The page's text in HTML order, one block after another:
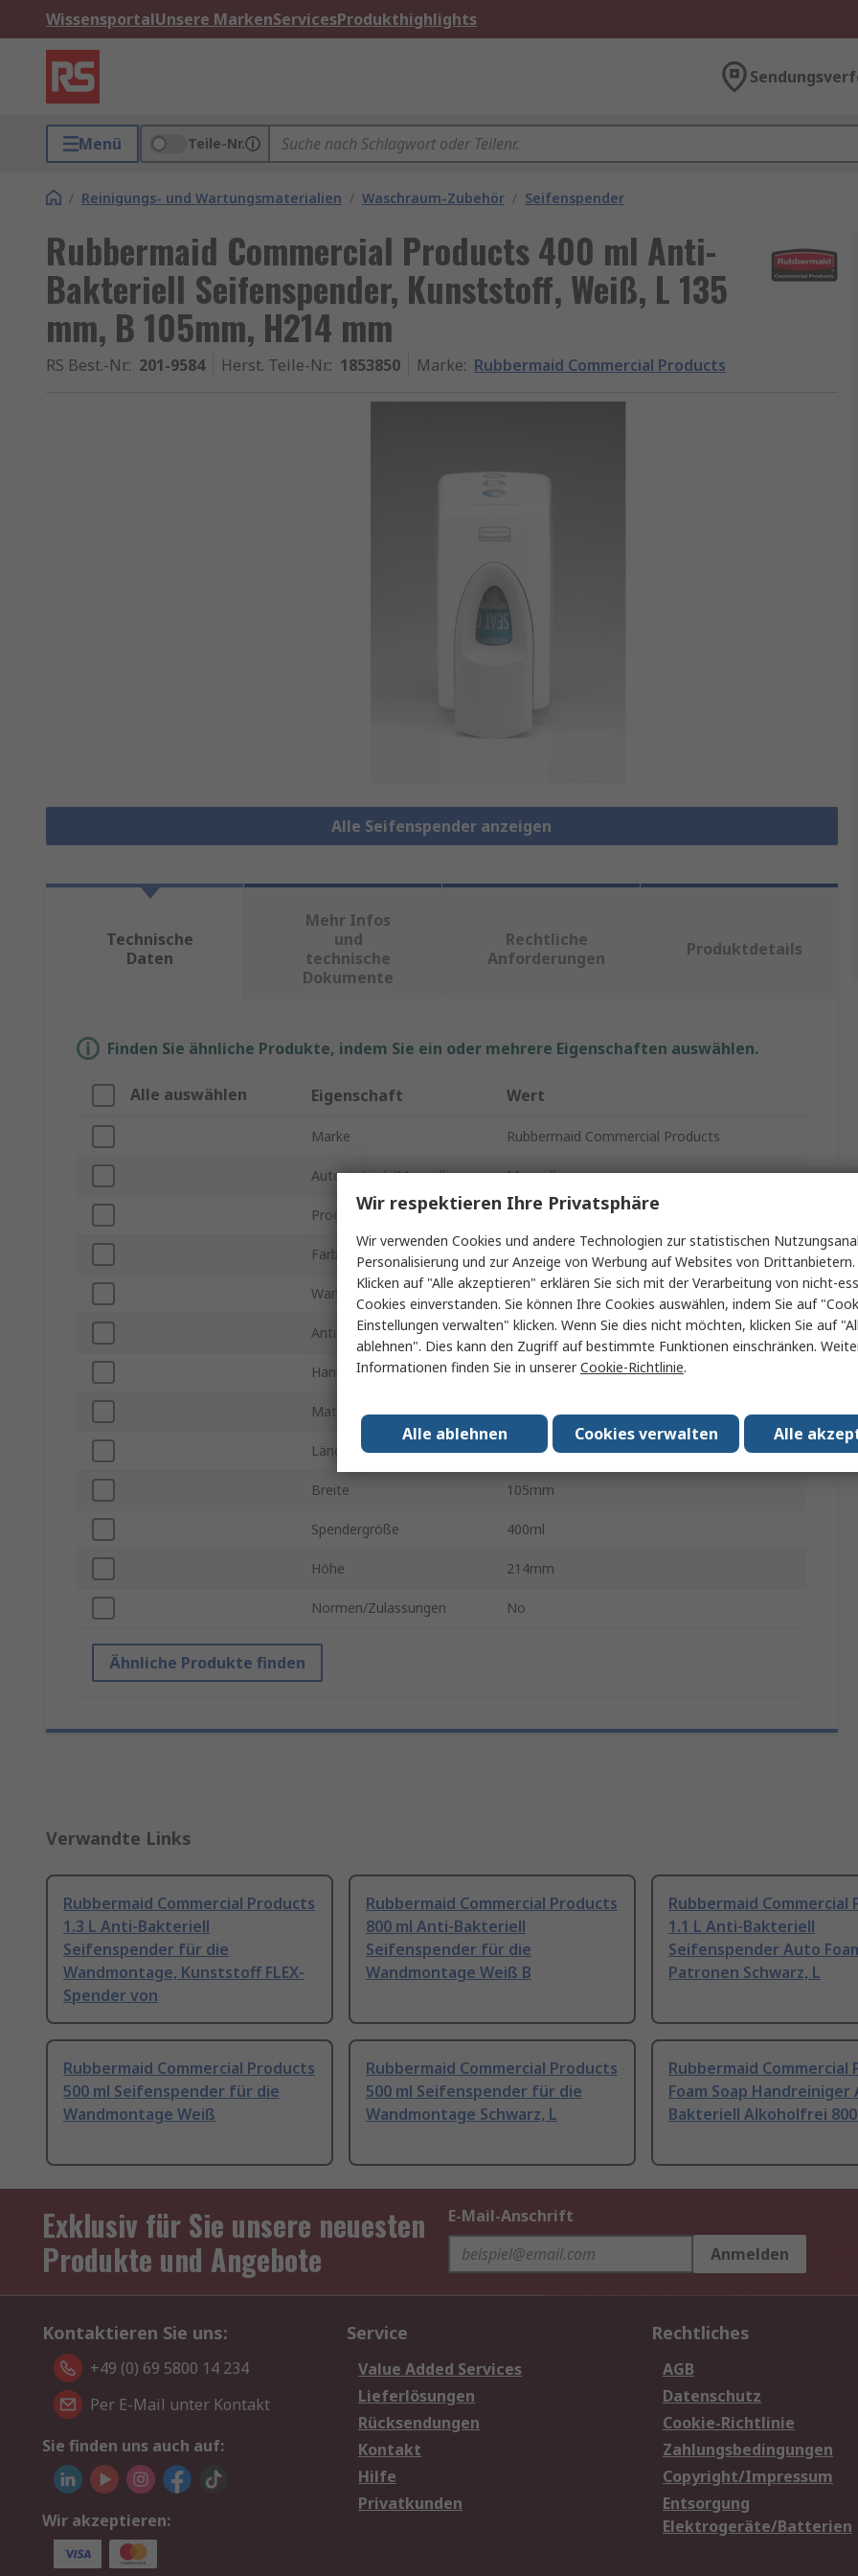
WissensportalUnsere MarkenServicesProdukthighlights
Menü Teile-Nr.
/ Reinigungs- und Wartungsmaterialien / Waschraum-Zubehör / Seifenspender
Rubbermaid Commercial Products 400 ml Anti-
Bakteriell Seifenspender, Kunststoff, Weiß, L 135
mm, B 105mm, H214 mm
RS Best.-Nr.: 201-9584 Herst. Teile-Nr.: 1853850 Marke: Rubbermaid Commercial Products
Alle Seifenspender anzeigen
Technische
Daten
Mehr Infos
und
technische
Dokumente
Rechtliche
Anforderungen
Produktdetails
Finden Sie ähnliche Produkte, indem Sie ein oder mehrere Eigenschaften auswählen.
Alle auswählen Eigenschaft Wert
Marke Rubbermaid Commercial Products
Automatisch/Manuell Manuell
Produkt Typ Seifenspender
Farbe Weiß
Wandhalterung Ja
Anti-Bakteriell Ja
Handelsname Handle Cleaner Spray dispenser White
Material Kunststoff
Länge 135mm
Breite 105mm
Spendergröße 400ml
Höhe 214mm
Normen/Zulassungen No
Ähnliche Produkte finden
Verwandte Links
Rubbermaid Commercial Products
1.3 L Anti-Bakteriell
Seifenspender für die
Wandmontage, Kunststoff FLEX-
Spender von
Rubbermaid Commercial Products
800 ml Anti-Bakteriell
Seifenspender für die
Wandmontage Weiß B
Rubbermaid Commercial
1.1 L Anti-Bakteriell
Seifenspender Auto
Patronen Schwarz, L
Rubbermaid Commercial Products
500 ml Seifenspender für die
Wandmontage Weiß
Rubbermaid Commercial Products
500 ml Seifenspender für die
Wandmontage Schwarz, L
Rubbermaid Commercial
Foam Soap Handreiniger
Bakteriell Alkoholfrei
Exklusiv für Sie unsere neuesten
Produkte und Angebote
E-Mail-Anschrift
Anmelden
Kontaktieren Sie uns:
+49 (0) 69 5800 14 234
Per E-Mail unter Kontakt
Sie finden uns auch auf:
Wir akzeptieren:
Service
Value Added Services
Lieferlösungen
Rücksendungen
Kontakt
Hilfe
Privatkunden
Rechtliches
AGB
Datenschutz
Cookie-Richtlinie
Zahlungsbedingungen
Copyright/Impressum
Entsorgung
Elektrogeräte/Batterien
Wir respektieren Ihre Privatsphäre
Wir verwenden Cookies und andere Technologien zur statistischen
Personalisierung und zur Anzeige von Werbung auf Websites von
Klicken auf "Alle akzeptieren" erklären Sie sich mit der Verarbeitung von nicht-
Cookies einverstanden. Sie können Ihre Cookies auswählen, indem Sie auf
Einstellungen verwalten" klicken. Wenn Sie dies nicht möchten, klicken Sie auf
ablehnen". Dies kann den Zugriff auf bestimmte Funktionen einschränken.
Informationen finden Sie in unsererCookie-Richtlinie.
Alle
Cookies verwalten
Alle ablehnen